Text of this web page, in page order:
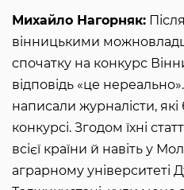
Михайло Нагорняк:
вінницькими
спочатку на конкурс
відповідь «це
написали журналісти,
конкурсі. Згодом їхні
всієї країни й навіть у
аграрному університеті